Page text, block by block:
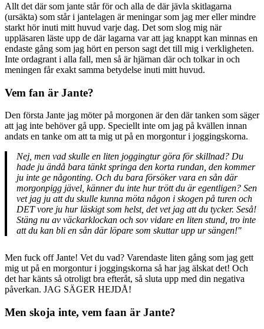
Allt det där som jante står för och alla de där jävla skitlagarna
(ursäkta) som står i jantelagen är meningar som jag mer eller mindre
starkt hör inuti mitt huvud varje dag. Det som slog mig när
uppläsaren läste upp de där lagarna var att jag knappt kan minnas en
endaste gång som jag hört en person sagt det till mig i verkligheten.
Inte ordagrant i alla fall, men så är hjärnan där och tolkar in och
meningen får exakt samma betydelse inuti mitt huvud.
Vem fan är Jante?
Den första Jante jag möter på morgonen är den där tanken som säger
att jag inte behöver gå upp. Speciellt inte om jag på kvällen innan
andats en tanke om att ta mig ut på en morgontur i joggingskorna.
Nej, men vad skulle en liten joggingtur göra för skillnad? Du
hade ju ändå bara tänkt springa den korta rundan, den kommer
ju inte ge någonting. Och du bara försöker vara en sån där
morgonpigg jävel, känner du inte hur trött du är egentligen? Sen
vet jag ju att du skulle kunna möta någon i skogen på turen och
DET vore ju hur läskigt som helst, det vet jag att du tycker. Seså!
Stäng nu av väckarklockan och sov vidare en liten stund, tro inte
att du kan bli en sån där löpare som skuttar upp ur sängen!"
Men fuck off Jante! Vet du vad? Varendaste liten gång som jag gett
mig ut på en morgontur i joggingskorna så har jag älskat det! Och
det har känts så otroligt bra efteråt, så sluta upp med din negativa
påverkan. JAG SÄGER HEJDÅ!
Men skoja inte, vem faan är Jante?